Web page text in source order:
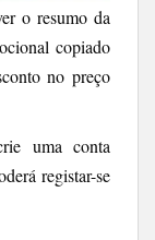
o resumo da
copiado
no preço
uma conta
registar-se